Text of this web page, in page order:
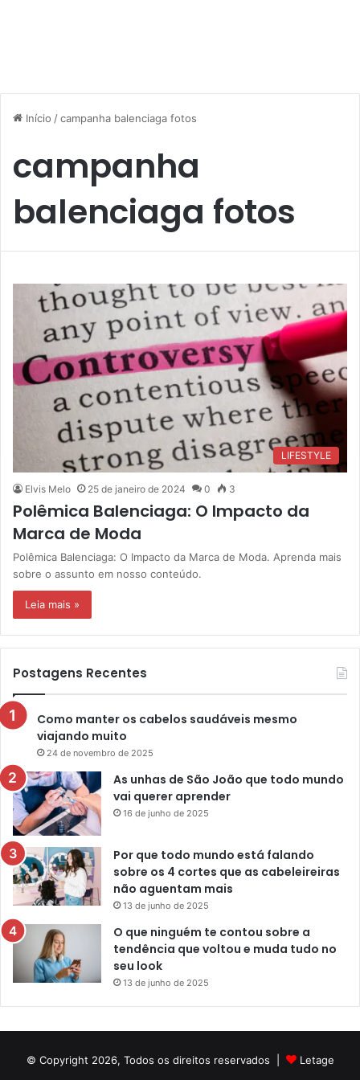
Início /campanha balenciaga fotos
campanha
balenciaga fotos
LIFESTYLE
Elvis Melo 25 de janeiro de 2024 0 3
Polêmica Balenciaga: O Impacto da
Marca de Moda
Polêmica Balenciaga: O Impacto da Marca de Moda. Aprenda mais
sobre o assunto em nosso conteúdo.
Leia mais »
Postagens Recentes
Como manter os cabelos saudáveis mesmo
viajando muito
24 de novembro de 2025
As unhas de São João que todo mundo
vai querer aprender
16 de junho de 2025
Por que todo mundo está falando
sobre os 4 cortes que as cabeleireiras
não aguentam mais
13 de junho de 2025
O que ninguém te contou sobre a
tendência que voltou e muda tudo no
seu look
13 de junho de 2025
© Copyright 2026, Todos os direitos reservados |
Letage